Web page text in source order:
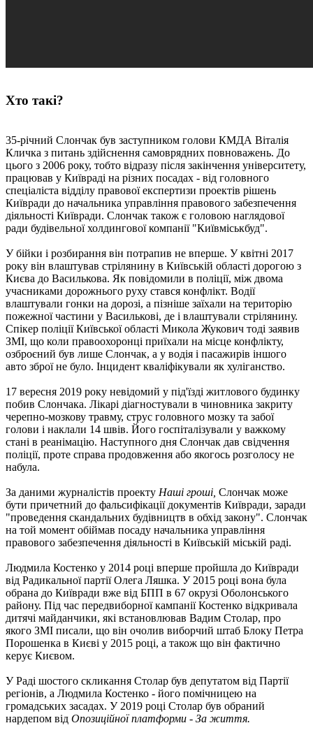
Хто такі?
35-річний Слончак був заступником голови КМДА Віталія
Кличка з питань здійснення самоврядних повноважень. До
цього з 2006 року, тобто відразу після закінчення університету,
працював у Київраді на різних посадах - від головного
спеціаліста відділу правової експертизи проектів рішень
Київради до начальника управління правового забезпечення
діяльності Київради. Слончак також є головою наглядової
ради будівельної холдингової компанії "Київміськбуд".
У бійки і розбирання він потрапив не вперше. У квітні 2017
року він влаштував стрілянину в Київській області дорогою з
Києва до Василькова. Як повідомили в поліції, між двома
учасниками дорожнього руху стався конфлікт. Водії
влаштували гонки на дорозі, а пізніше заїхали на територію
пожежної частини у Василькові, де і влаштували стрілянину.
Спікер поліції Київської області Микола Жукович тоді заявив
ЗМІ, що коли правоохоронці приїхали на місце конфлікту,
озброєний був лише Слончак, а у водія і пасажирів іншого
авто зброї не було. Інцидент кваліфікували як хуліганство.
17 вересня 2019 року невідомий у під'їзді житлового будинку
побив Слончака. Лікарі діагностували в чиновника закриту
черепно-мозкову травму, струс головного мозку та забої
голови і наклали 14 швів. Його госпіталізували у важкому
стані в реанімацію. Наступного дня Слончак дав свідчення
поліції, проте справа продовження або якогось розголосу не
набула.
За даними журналістів проекту Наші гроші, Слончак може
бути причетний до фальсифікації документів Київради, заради
"проведення скандальних будівництв в обхід закону". Слончак
на той момент обіймав посаду начальника управління
правового забезпечення діяльності в Київській міській раді.
Людмила Костенко у 2014 році вперше пройшла до Київради
від Радикальної партії Олега Ляшка. У 2015 році вона була
обрана до Київради вже від БПП в 67 окрузі Оболонського
району. Під час передвиборної кампанії Костенко відкривала
дитячі майданчики, які встановлював Вадим Столар, про
якого ЗМІ писали, що він очолив виборчий штаб Блоку Петра
Порошенка в Києві у 2015 році, а також що він фактично
керує Києвом.
У Раді шостого скликання Столар був депутатом від Партії
регіонів, а Людмила Костенко - його помічницею на
громадських засадах. У 2019 році Столар був обраний
нардепом від Опозиційної платформи - За життя.